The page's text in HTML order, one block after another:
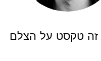
זה טקסט על הצלם